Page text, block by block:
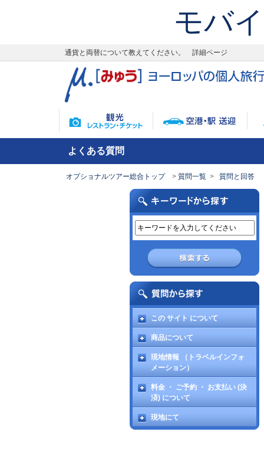
モバ
通貨と両替について教えてください。 詳細ページ
よくある質問
オプショナルツアー総合トップ 質問一覧 質問と回答
この サイト について
商品について
現地情報 （トラベルインフォ
メーション）
料金 ・ ご予約 ・ お支払い (決
済) について
現地にて